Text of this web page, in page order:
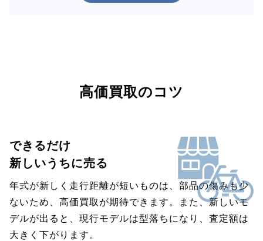
高価買取のコツ
できるだけ
新しいうちに売る
年式が新しく走行距離が短いものは、部品の傷みも少
ないため、高価買取が期待できます。また、新しいモ
デルが出ると、現行モデルは型落ちになり、査定額は
大きく下がります。